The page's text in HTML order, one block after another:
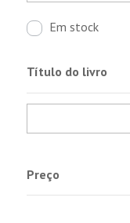
Em stock
Título do livro
Preço